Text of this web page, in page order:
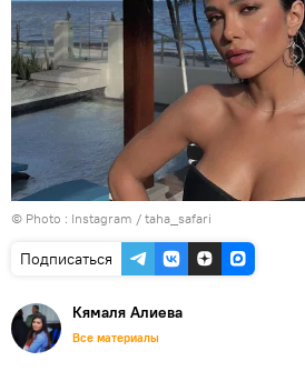
© Photo : Instagram / taha_safari
Подписаться
Кямаля Алиева
Все материалы